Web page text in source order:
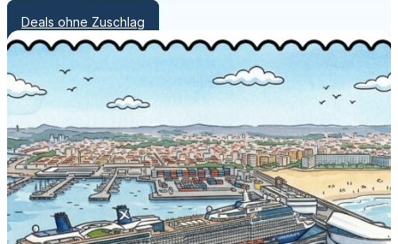
Deals ohne Zuschlag